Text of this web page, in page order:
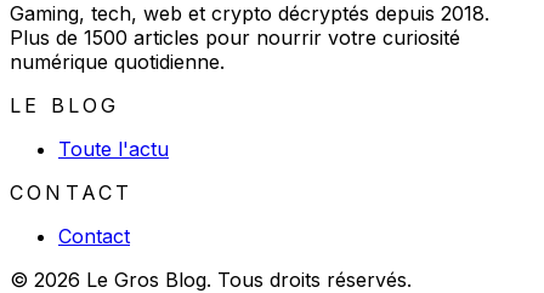
Gaming, tech, web et crypto décryptés depuis 2018.
Plus de 1500 articles pour nourrir votre curiosité
numérique quotidienne.
LE BLOG
Toute l'actu
CONTACT
Contact
© 2026 Le Gros Blog. Tous droits réservés.